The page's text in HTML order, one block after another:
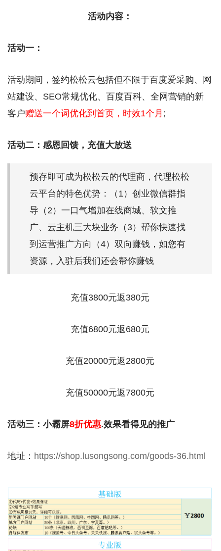
活动内容：
活动一：
活动期间，签约松松云包括但不限于百度爱采购、网
站建设、SEO常规优化、百度百科、全网营销的新
客户赠送一个词优化到首页，时效1个月 ;
活动二：感恩回馈，充值大放送
预存即可成为松松云的代理商，代理松松
云平台的特色优势：（1）创业微信群指
导（2）一口气增加在线商城、软文推
广、云主机三大块业务（3）帮你快速找
到运营推广方向（4）双向赚钱，如您有
资源，入驻后我们还会帮你赚钱
充值3800元返380元
充值6800元返680元
充值20000元返2800元
充值50000元返7800元
活动三：小霸屏8折优惠.效果看得见的推广
地址： https://shop.lusongsong.com/goods-36.html